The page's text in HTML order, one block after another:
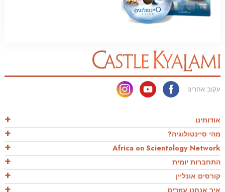
עקוב אחרינו
אודותינו
מהי סיינטולוגיה?
Africa on Scientology Network
התחברות יומית
קורסים אונליין
איך אנחנו עוזרים